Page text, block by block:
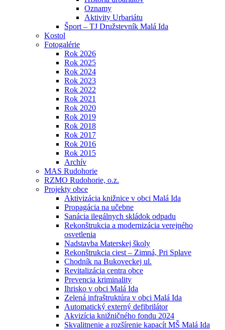
Oznamy
Aktivity Urbariátu
Šport – TJ Družstevník Malá Ida
Kostol
Fotogalérie
Rok 2026
Rok 2025
Rok 2024
Rok 2023
Rok 2022
Rok 2021
Rok 2020
Rok 2019
Rok 2018
Rok 2017
Rok 2016
Rok 2015
Archív
MAS Rudohorie
RZMO Rudohorie, o.z.
Projekty obce
Aktivizácia knižnice v obci Malá Ida
Propagácia na učebne
Sanácia ilegálnych skládok odpadu
Rekonštrukcia a modernizácia verejného
osvetlenia
Nadstavba Materskej školy
Rekonštrukcia ciest – Zimná, Pri Splave
Chodník na Bukoveckej ul.
Revitalizácia centra obce
Prevencia kriminality
Ihrisko v obci Malá Ida
Zelená infraštruktúra v obci Malá Ida
Automatický externý defibrilátor
Akvizícia knižničného fondu 2024
Skvalitnenie a rozšírenie kapacít MŠ Malá Ida